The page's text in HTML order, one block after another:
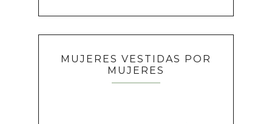
MUJERES VESTIDAS POR
MUJERES